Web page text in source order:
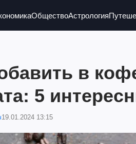
ОбществоАстрология
в
5
19.01.2024 13:15